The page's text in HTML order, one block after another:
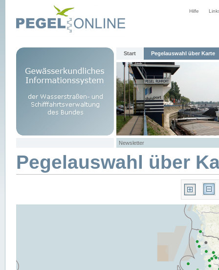
Hilfe
Start Pegelauswahl über Karte
Newsletter
Pegelauswahl über